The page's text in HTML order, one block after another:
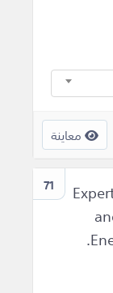
معاينة
71